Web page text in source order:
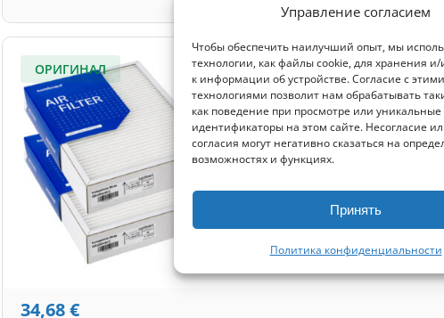
Управление согласием
Чтобы обеспечить наилучший опыт, мы
технологии, как файлы cookie, для хранения и/
к информации об устройстве. Согласие с этими
технологиями позволит нам обрабатывать
как поведение при просмотре или уникальные
идентификаторы на этом сайте. Несогласие
согласия могут негативно сказаться на
возможностях и функциях.
Принять
Политика конфиденциальности
ОРИГИНАЛ (0)
Komfovent Domekt R
Размер вытяжного фильтра:
Размер приточного фильтра:
Класс фильтра (EN779):
Уровень защиты
Основные Пыльца
34,68€